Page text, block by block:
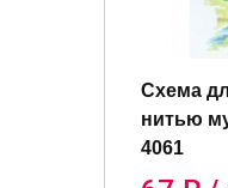
Схема
нитью
4061